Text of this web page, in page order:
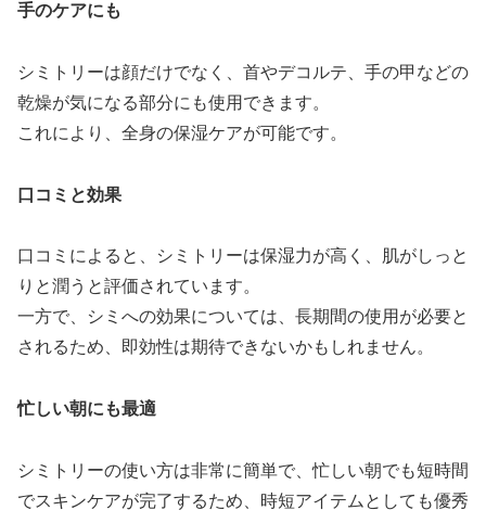
手のケアにも
シミトリーは顔だけでなく、首やデコルテ、手の甲などの
乾燥が気になる部分にも使用できます。
これにより、全身の保湿ケアが可能です。
口コミと効果
口コミによると、シミトリーは保湿力が高く、肌がしっと
りと潤うと評価されています。
一方で、シミへの効果については、長期間の使用が必要と
されるため、即効性は期待できないかもしれません。
忙しい朝にも最適
シミトリーの使い方は非常に簡単で、忙しい朝でも短時間
でスキンケアが完了するため、時短アイテムとしても優秀